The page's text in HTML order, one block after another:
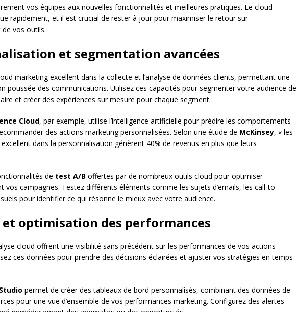
vos équipes aux nouvelles fonctionnalités et meilleures pratiques. Le cloud
rapidement, et il est crucial de rester à jour pour maximiser le retour sur
vos outils.
et segmentation avancées
marketing excellent dans la collecte et l’analyse de données clients, permettant une
poussée des communications. Utilisez ces capacités pour segmenter votre audience de
et créer des expériences sur mesure pour chaque segment.
Cloud, par exemple, utilise l’intelligence artificielle pour prédire les comportements
des actions marketing personnalisées. Selon une étude de McKinsey, « les
dans la personnalisation génèrent 40% de revenus en plus que leurs
de test A/B offertes par de nombreux outils cloud pour optimiser
vos campagnes. Testez différents éléments comme les sujets d’emails, les call-to-
pour identifier ce qui résonne le mieux avec votre audience.
et optimisation des performances
cloud offrent une visibilité sans précédent sur les performances de vos actions
ces données pour prendre des décisions éclairées et ajuster vos stratégies en temps
permet de créer des tableaux de bord personnalisés, combinant des données de
pour une vue d’ensemble de vos performances marketing. Configurez des alertes